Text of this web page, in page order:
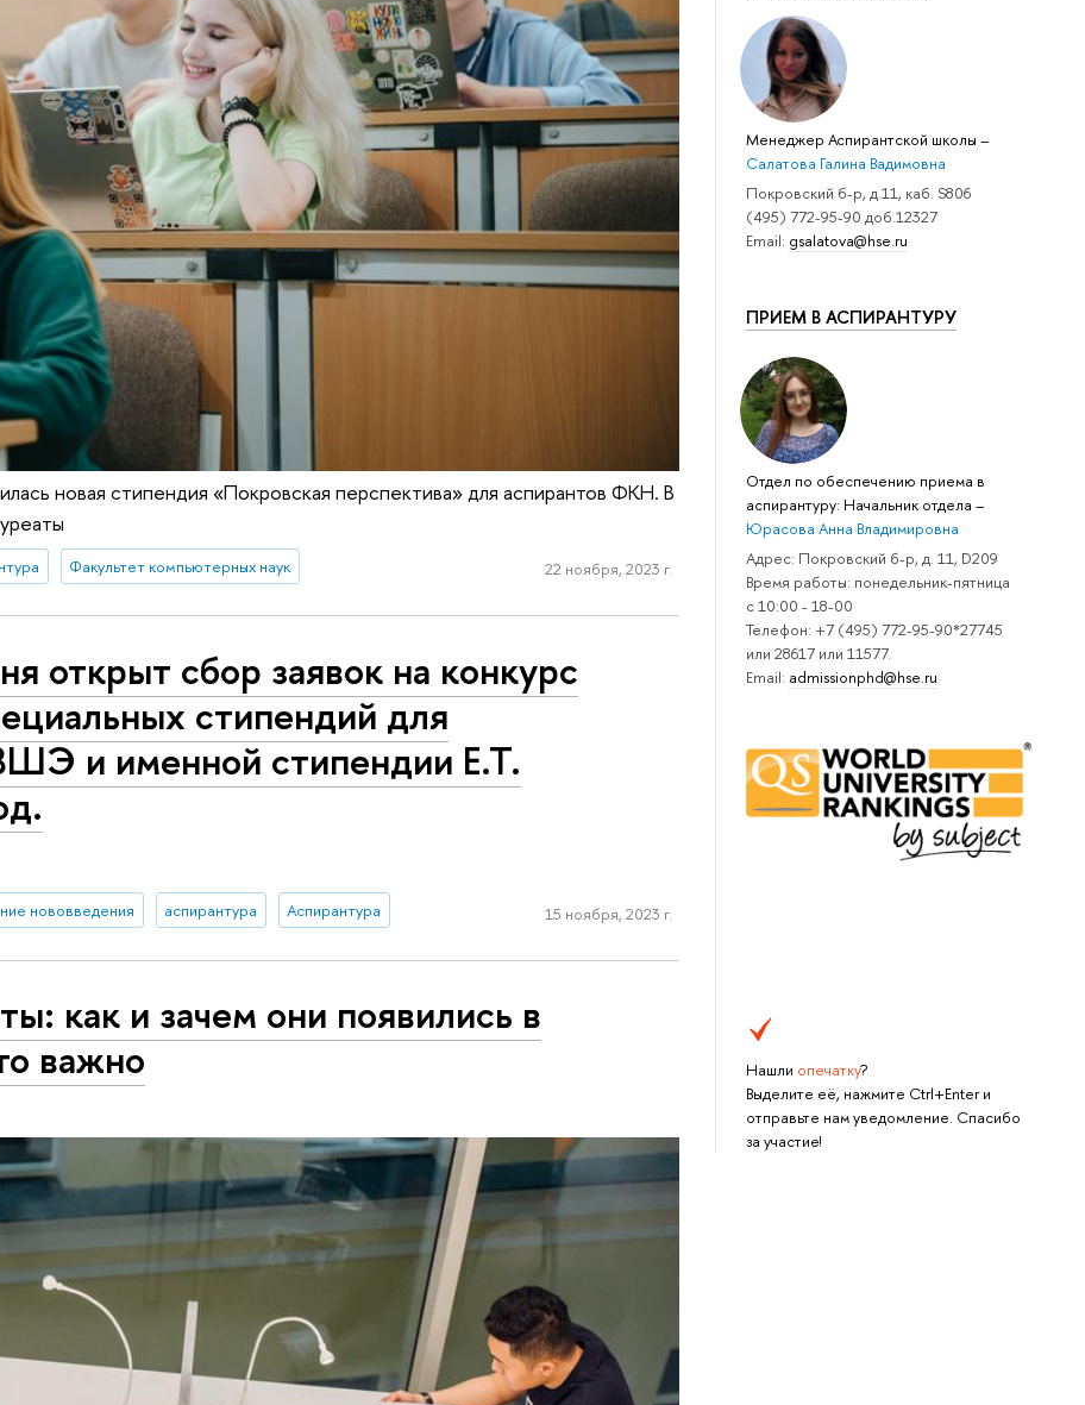
Менеджер Аспирантской школы–
Салатова Галина Вадимовна
Покровский б-р, д.11, каб. S806
(495) 772-95-90 доб.12327
Email: gsalatova@hse.ru
ПРИЕМ В АСПИРАНТУРУ
Отдел по обеспечению приема в
аспирантуру: Начальник отдела–
Юрасова Анна Владимировна
Адрес: Покровский б-р, д. 11, D209
Время работы: понедельник-пятница
с 10:00 - 18-00
Телефон: +7 (495) 772-95-90*27745
или 28617 или 11577.
Email: admissionphd@hse.ru
Нашли опечатку?
Выделите её, нажмите Ctrl+Enter и
отправьте нам уведомление. Спасибо
за участие!
новая стипендия «Покровская перспектива» для аспирантов ФКН. В
Факультет компьютерных наук 22 ноября, 2023 г.
открыт сбор заявок на конкурс
стипендий для
и именной стипендии Е.Т.
нововведения аспирантура Аспирантура 15 ноября, 2023 г.
как и зачем они появились в
важно